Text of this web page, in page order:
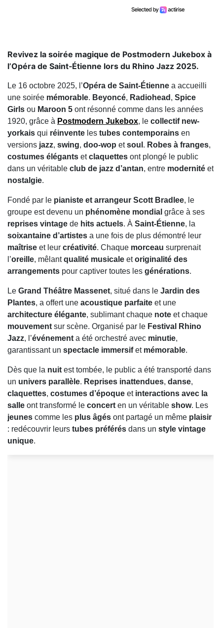
Revivez la soirée magique de Postmodern Jukebox à
l’Opéra de Saint‑Étienne lors du Rhino Jazz 2025.
Le 16 octobre 2025, l’Opéra de Saint-Étienne a accueilli
une soirée mémorable. Beyoncé, Radiohead , Spice
Girls ou Maroon 5 ont résonné comme dans les années
1920, grâce à Postmodern Jukebox, le collectif new-
yorkais qui réinvente les tubes contemporains en
versions jazz, swing, doo-wop etsoul . Robes à franges,
costumes élégants etclaquettes ont plongé le public
dans un véritable club de jazz d’antan, entre modernité et
nostalgie.
Fondé par le pianiste et arrangeur Scott Bradlee, le
groupe est devenu un phénomène mondial grâce à ses
reprises vintage de hits actuels. À Saint‑Étienne, la
soixantaine d’artistes a une fois de plus démontré leur
maîtrise et leur créativité. Chaque morceau surprenait
l’oreille, mêlantqualité musicale etoriginalité des
arrangements pour captiver toutes les générations.
Le Grand Théâtre Massenet, situé dans le Jardin des
Plantes, a offert une acoustique parfaite et une
architecture élégante, sublimant chaque note et chaque
mouvement sur scène. Organisé par le Festival Rhino
Jazz, l’événement a été orchestré avec minutie,
garantissant un spectacle immersifet mémorable.
Dès que la nuit est tombée, le public a été transporté dans
un univers parallèle. Reprises inattendues, danse,
claquettes, costumes d’époque et interactions avec la
salle ont transformé le concert en un véritable show. Les
jeunes comme les plus âgés ont partagé un même plaisir
: redécouvrir leurs tubes préférés dans un style vintage
unique.